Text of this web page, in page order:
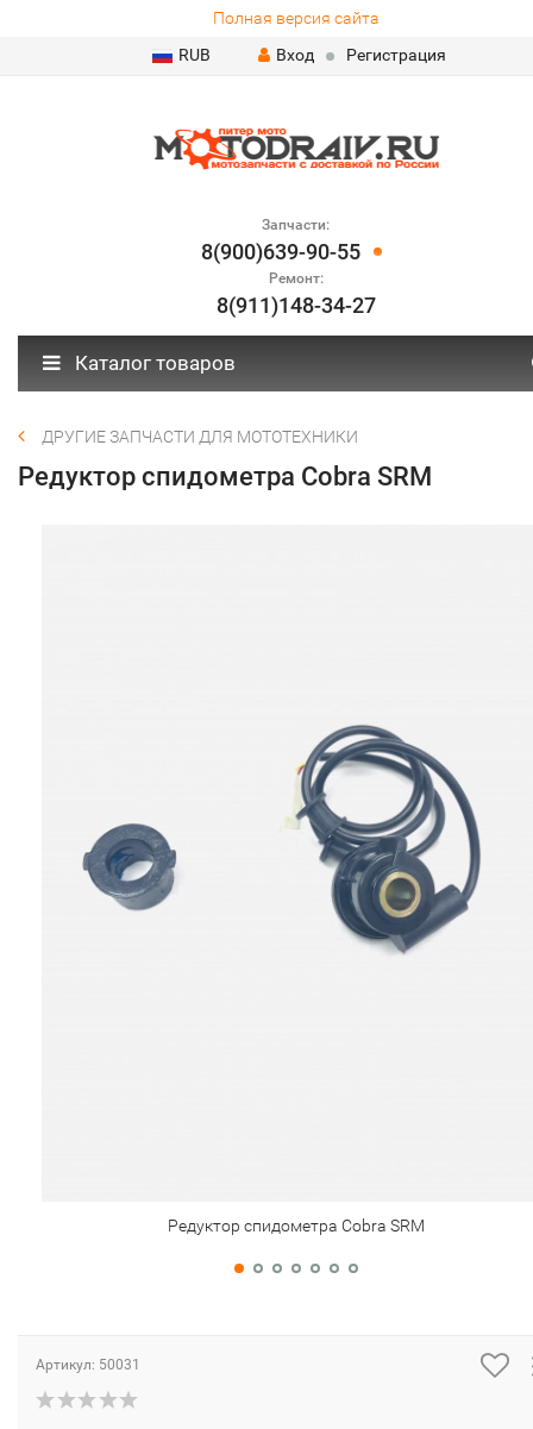
Полная версия сайта
RUB
Вход Регистрация
Запчасти:
8(900)639-90-55
Ремонт:
8(911)148-34-27
Каталог товаров
ДРУГИЕ ЗАПЧАСТИ ДЛЯ МОТОТЕХНИКИ
Редуктор спидометра Cobra SRM
Редуктор спидометра Cobra SRM
Артикул: 50031